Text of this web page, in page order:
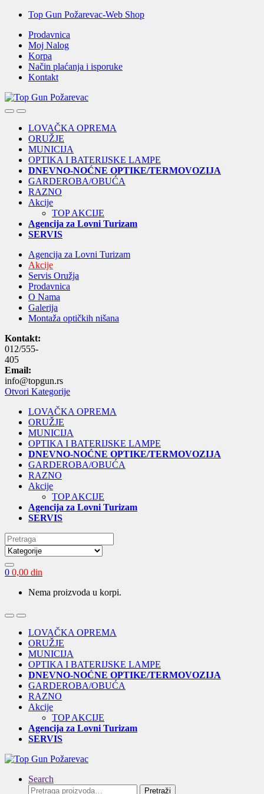
Skip
navigation
Skip
content
Top Gun Požarevac-Web Shop
Prodavnica
Moj Nalog
Korpa
Način plaćanja i isporuke
Kontakt
OpenClose
LOVAČKA OPREMA
ORUŽJE
MUNICIJA
OPTIKA I BATERIJSKE LAMPE
DNEVNO-NOĆNE OPTIKE/TERMOVOZIJA
GARDEROBA/OBUĆA
RAZNO
Akcije
TOP AKCIJE
Agencija za Lovni Turizam
SERVIS
Agencija za Lovni Turizam
Akcije
Servis Oružja
Prodavnica
O Nama
Galerija
Montaža optičkih nišana
Kontakt:
012/555-
405
Email:
info@topgun.rs
Otvori Kategorije
LOVAČKA OPREMA
ORUŽJE
MUNICIJA
OPTIKA I BATERIJSKE LAMPE
DNEVNO-NOĆNE OPTIKE/TERMOVOZIJA
GARDEROBA/OBUĆA
RAZNO
Akcije
TOP AKCIJE
Agencija za Lovni Turizam
SERVIS
Search
for:
0 0,00 din
Nema proizvoda u korpi.
OpenClose
LOVAČKA OPREMA
ORUŽJE
MUNICIJA
OPTIKA I BATERIJSKE LAMPE
DNEVNO-NOĆNE OPTIKE/TERMOVOZIJA
GARDEROBA/OBUĆA
RAZNO
Akcije
TOP AKCIJE
Agencija za Lovni Turizam
SERVIS
Search
Pretraga
Pretraži